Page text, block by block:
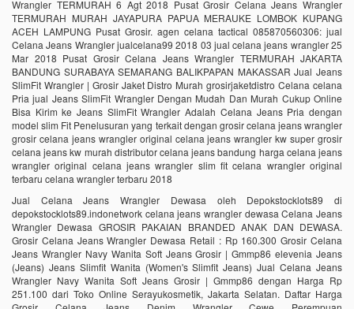
Wrangler TERMURAH 6 Agt 2018 Pusat Grosir Celana Jeans Wrangler
TERMURAH MURAH JAYAPURA PAPUA MERAUKE LOMBOK KUPANG
ACEH LAMPUNG Pusat Grosir. agen celana tactical 085870560306: jual
Celana Jeans Wrangler jualcelana99 2018 03 jual celana jeans wrangler 25
Mar 2018 Pusat Grosir Celana Jeans Wrangler TERMURAH JAKARTA
BANDUNG SURABAYA SEMARANG BALIKPAPAN MAKASSAR Jual Jeans
SlimFit Wrangler | Grosir Jaket Distro Murah grosirjaketdistro Celana celana
Pria jual Jeans SlimFit Wrangler Dengan Mudah Dan Murah Cukup Online
Bisa Kirim ke Jeans SlimFit Wrangler Adalah Celana Jeans Pria dengan
model slim Fit Penelusuran yang terkait dengan grosir celana jeans wrangler
grosir celana jeans wrangler original celana jeans wrangler kw super grosir
celana jeans kw murah distributor celana jeans bandung harga celana jeans
wrangler original celana jeans wrangler slim fit celana wrangler original
terbaru celana wrangler terbaru 2018
Jual Celana Jeans Wrangler Dewasa oleh Depokstocklots89 di
depokstocklots89.indonetwork celana jeans wrangler dewasa Celana Jeans
Wrangler Dewasa GROSIR PAKAIAN BRANDED ANAK DAN DEWASA.
Grosir Celana Jeans Wrangler Dewasa Retail : Rp 160.300 Grosir Celana
Jeans Wrangler Navy Wanita Soft Jeans Grosir | Gmmp86 elevenia Jeans
(Jeans) Jeans Slimfit Wanita (Women's Slimfit Jeans) Jual Celana Jeans
Wrangler Navy Wanita Soft Jeans Grosir | Gmmp86 dengan Harga Rp
251.100 dari Toko Online Serayukosmetik, Jakarta Selatan. Daftar Harga